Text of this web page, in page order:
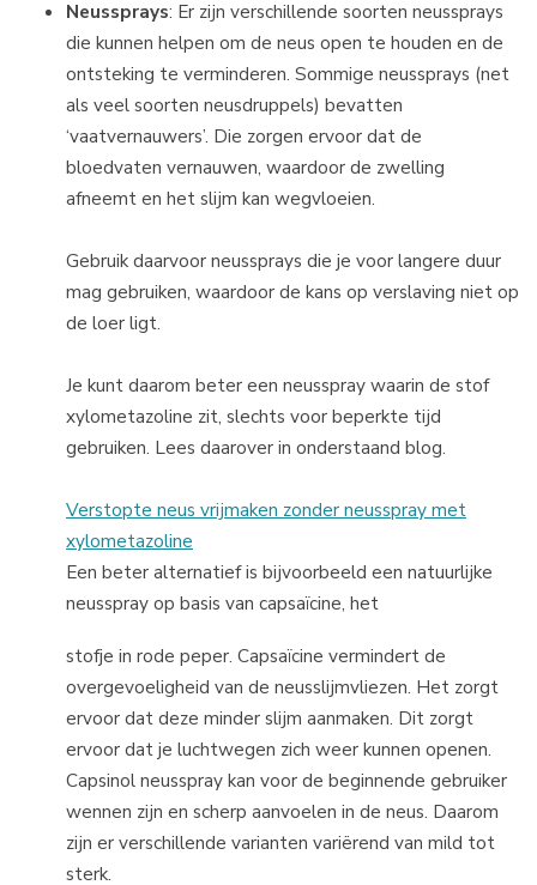
Neussprays: Er zijn verschillende soorten neussprays
die kunnen helpen om de neus open te houden en de
ontsteking te verminderen. Sommige neussprays (net
als veel soorten neusdruppels) bevatten
‘vaatvernauwers’. Die zorgen ervoor dat de
bloedvaten vernauwen, waardoor de zwelling
afneemt en het slijm kan wegvloeien.
Gebruik daarvoor neussprays die je voor langere duur
mag gebruiken, waardoor de kans op verslaving niet op
de loer ligt.
Je kunt daarom beter een neusspray waarin de stof
xylometazoline zit, slechts voor beperkte tijd
gebruiken. Lees daarover in onderstaand blog.
Verstopte neus vrijmaken zonder neusspray met
xylometazoline
Een beter alternatief is bijvoorbeeld een natuurlijke
neusspray op basis van capsaïcine, het
stofje in rode peper. Capsaïcine vermindert de
overgevoeligheid van de neusslijmvliezen. Het zorgt
ervoor dat deze minder slijm aanmaken. Dit zorgt
ervoor dat je luchtwegen zich weer kunnen openen.
Capsinol neusspray kan voor de beginnende gebruiker
wennen zijn en scherp aanvoelen in de neus. Daarom
zijn er verschillende varianten variërend van mild tot
sterk.